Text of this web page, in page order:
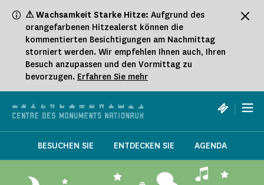
⚠ Wachsamkeit Starke Hitze: Aufgrund des
orangefarbenen Hitzealerst können die
kommentierten Besichtigungen am Nachmittag
storniert werden. Wir empfehlen Ihnen auch, Ihren
Besuch anzupassen und den Vormittag zu
bevorzugen. Erfahren Sie mehr
|
BESUCHEN SIE ENTDECKEN SIE AGENDA